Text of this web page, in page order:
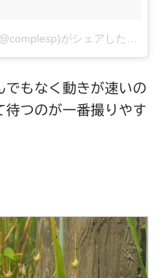
でもなく動きが速いの
待つのが一番撮りやす